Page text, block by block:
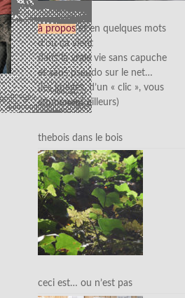
à proposet en quelques mots
d’où ça vient
dans la vraie vie sans capuche
et sans pseudo sur le net…
(les images, d’un « clic », vous
emmènent ailleurs)
thebois dans le bois
ceci est… ou n’est pas